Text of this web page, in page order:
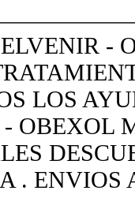
-
LOS
OBEXOL
. ENVIOS